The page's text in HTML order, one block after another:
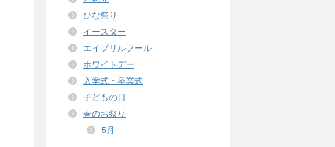
ひな祭り
イースター
エイプリルフール
ホワイトデー
入学式・卒業式
子どもの日
春のお祭り
5月